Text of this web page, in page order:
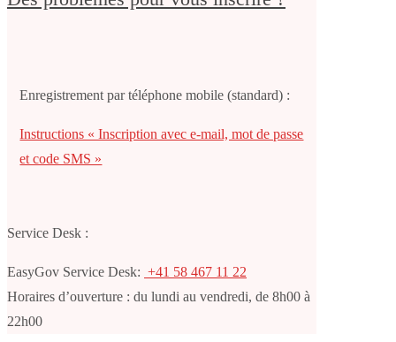
Enregistrement par téléphone mobile (standard) :
Instructions « Inscription avec e-mail, mot de passe
et code SMS »
Service Desk :
EasyGov Service Desk: +41 58 467 11 22
Horaires d’ouverture : du lundi au vendredi, de 8h00 à
22h00